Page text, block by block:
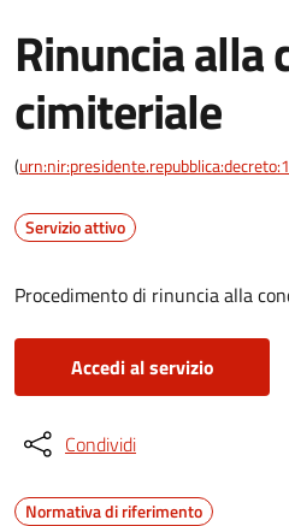
Rinuncia alla
cimiteriale
(
Servizio attivo
Procedimento di rinuncia alla
Accedi al servizio
Condividi
Normativa di riferimento